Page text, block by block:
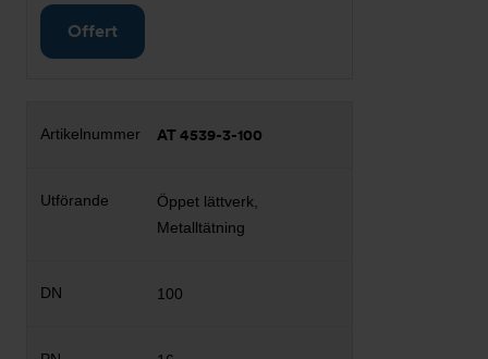
Offert
AT 4539-3-100
Öppet lättverk,
Metalltätning
100